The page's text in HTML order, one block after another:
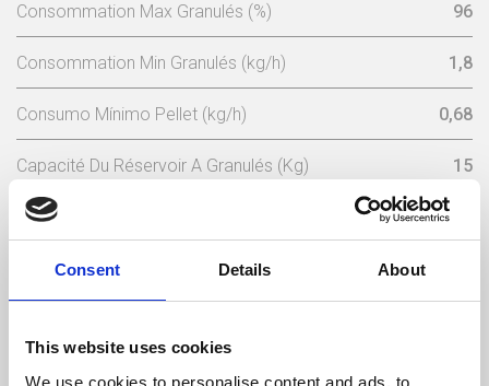
Consent Details About
This website uses cookies
We use cookies to personalise content and ads, to
Consommation Max Granulés (%) 96
Consommation Min Granulés (kg/h) 1,8
Consumo Mínimo Pellet (kg/h) 0,68
Capacité Du Réservoir A Granulés (Kg) 15
Tension Nominale (V) 230
Fréquence Électrique (Hz)
Température Min Gaz (ºC)